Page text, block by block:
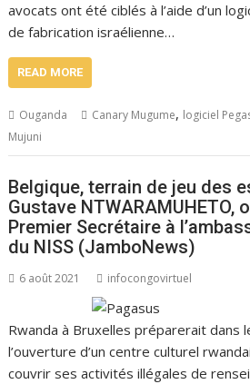
avocats ont été ciblés à l’aide d’un
de fabrication israélienne…
READ MORE
Ouganda Canary Mugume, logiciel
Mujuni
Belgique, terrain de jeu des
Gustave NTWARAMUHETO,
Premier Secrétaire à
du NISS (JamboNews)
6 août 2021 infocongovirtuel
Rwanda à Bruxelles préparerait dans
l’ouverture d’un centre culturel
couvrir ses activités illégales de